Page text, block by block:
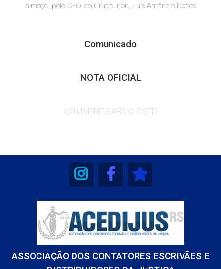
almoço, pelo CEO do Grupo Irion, Luís Amâncio Dottes
Comunicado
NOTA OFICIAL
COMMENTS ARE CLOSED
ASSOCIAÇÃO DOS CONTATORES ESCRIVÃES E